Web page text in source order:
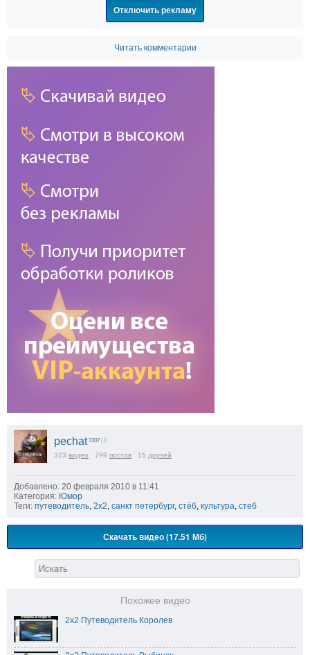
Отключить рекламу
Читать комментарии
pechat 7207 | 0
323 видео 799 постов 15 друзей
Добавлено: 20 февраля 2010 в 11:41
Категория: Юмор
Теги: путеводитель, 2x2, санкт петербург, стёб, культура, стеб
Скачать видео (17.51 Мб)
Похожее видео
2x2 Путеводитель Королев